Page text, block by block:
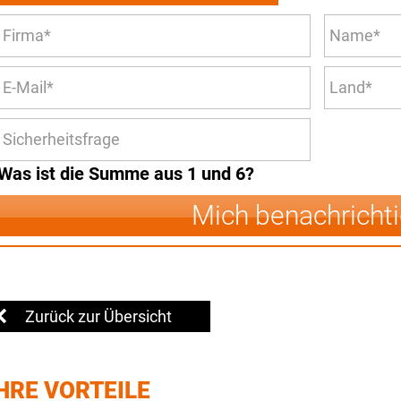
ist die Summe aus 1 und 6?
Mich
Zurück zur Übersicht
VORTEILE